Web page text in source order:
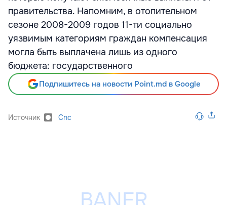
правительства. Напомним, в отопительном
сезоне 2008-2009 годов 11-ти социально
уязвимым категориям граждан компенсация
могла быть выплачена лишь из одного
бюджета: государственного
Подпишитесь на новости Point.md в Google
Источник Cnc